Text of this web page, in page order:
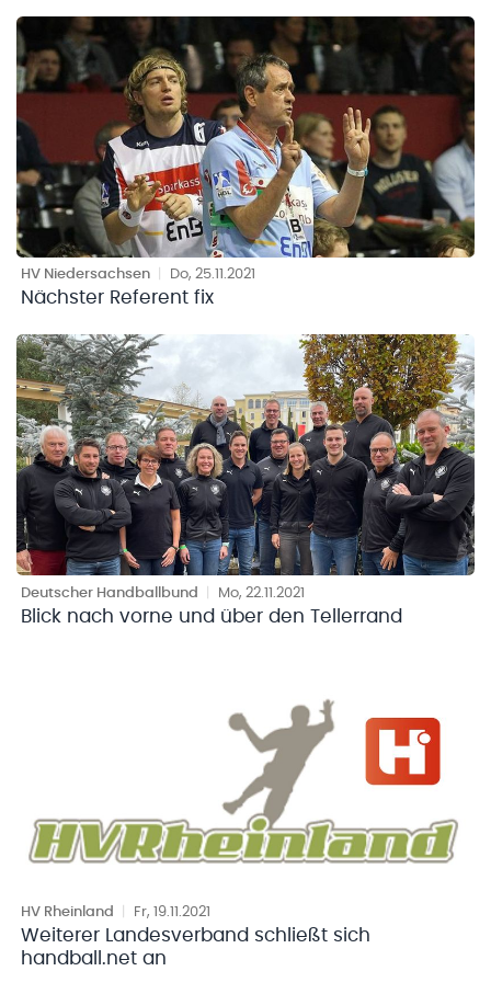
HV Niedersachsen Do, 25.11.2021
Nächster Referent fix
Deutscher Handballbund Mo, 22.11.2021
Blick nach vorne und über den Tellerrand
HV Rheinland Fr, 19.11.2021
Weiterer Landesverband schließt sich
handball.net an